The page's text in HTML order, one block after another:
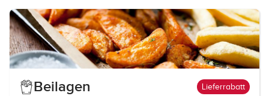
Beilagen Lieferrabatt